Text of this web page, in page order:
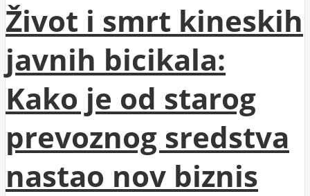
Život i smrt kineskih
javnih bicikala:
Kako je od starog
prevoznog sredstva
nastao nov biznis